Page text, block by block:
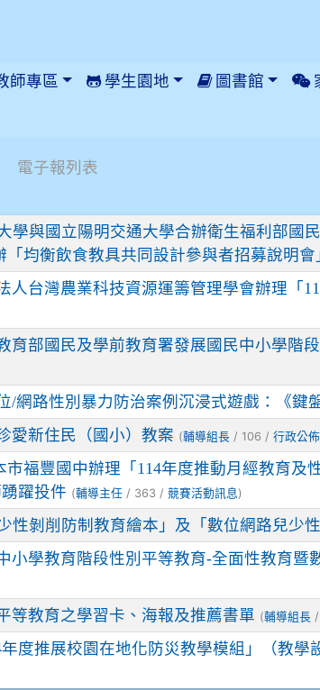
師專區 學生園地 圖書館
電子報列表
學與國立陽明交通大學合辦衛生福利部國
均衡飲食教具共同設計參與者招募說明會
人台灣農業科技資源運籌管理學會辦理「
育部國民及學前教育署發展國民中小學階
位/網路性別暴力防治案例沉浸式遊戲：《鍵
愛新住民（國小）教案 (輔導組長 / 106 /行政公
市福豐國中辦理「114年度推動月經教育及
躍投件 (輔導主任/ 363 / 競賽活動訊息 )
少性剝削防制教育繪本」及「數位網路兒少
小學教育階段性別平等教育-全面性教育暨
等教育之學習卡、海報及推薦書單 (輔導組長
年度推展校園在地化防災教學模組」（教